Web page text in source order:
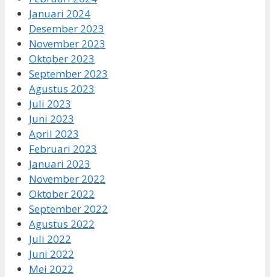
Januari 2024
Desember 2023
November 2023
Oktober 2023
September 2023
Agustus 2023
Juli 2023
Juni 2023
April 2023
Februari 2023
Januari 2023
November 2022
Oktober 2022
September 2022
Agustus 2022
Juli 2022
Juni 2022
Mei 2022